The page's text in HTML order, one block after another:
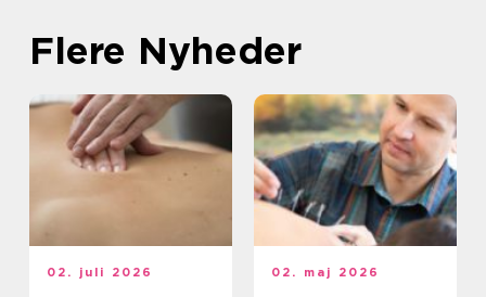
Flere Nyheder
02. juli 2026 02. maj 2026